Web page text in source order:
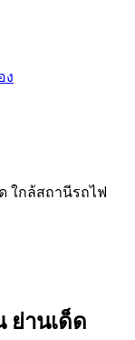
ง
ใกล้สถานีรถไฟ
ย่านเด็ด